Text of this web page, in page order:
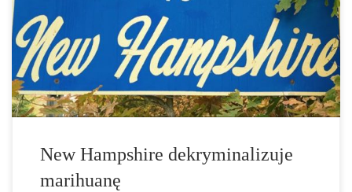
cannabis. W zeszłym miesiącu gubernator stanu New Hampshire,
Chris Sununu podpisał projekt ustawy, która dekryminalizuje
posiadanie marihuany. Nowe przepisy uznają, że posiadanie
cannabis […]
New Hampshire dekryminalizuje
marihuanę